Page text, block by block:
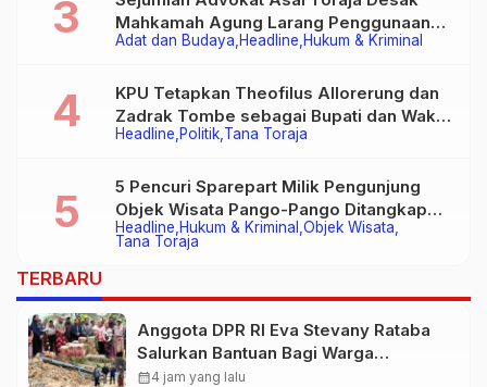
Adat dan Budaya Headline Hukum & Kriminal
Mahkamah Agung Larang Penggunaan
Alat Berat pada Eksekusi Rumah Adat
Headline Politik Tana Toraja
KPU Tetapkan Theofilus Allorerung dan
Zadrak Tombe sebagai Bupati dan Wakil
Bupati Tana Toraja Terpilih
Headline Hukum & Kriminal Objek Wisata
Tana Toraja
5 Pencuri Sparepart Milik Pengunjung
Objek Wisata Pango-Pango Ditangkap
Polisi
TERBARU
Anggota DPR RI Eva Stevany Rataba
Salurkan Bantuan Bagi Warga
Terdampak Longsor di Buntu Pepasan
calendar_month4 jam yang lalu